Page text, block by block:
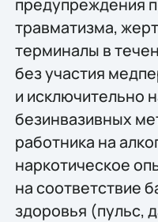
травматизма,
терминалы в
без участия
и исключительно
безинвазивных
работника на
наркотическое
на соответствие
здоровья (пульс,